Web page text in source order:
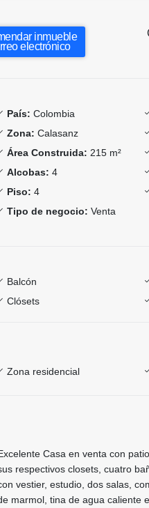
inmueble
electrónico
País: Colombia
Zona: Calasanz
Área Construida: 215 m²
Alcobas: 4
Piso: 4
Tipo de negocio: Venta
Balcón
Clósets
Zona residencial
Casa en venta con
respectivos closets, cuatro
vestier, estudio, dos salas,
marmol, tina de agua caliente